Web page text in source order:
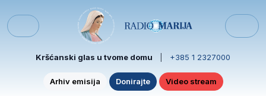
Menu
Kršćanski glas u tvome domu +385 1 2327000
Arhiv emisija Donirajte Video stream